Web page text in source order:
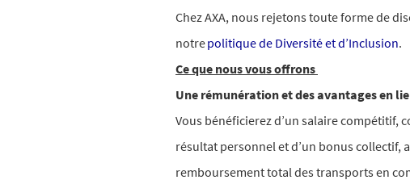
Chez AXA, nous rejetons toute forme de
notrepolitique de Diversité et d’Inclusion.
Ce que nous vous offrons
Une rémunération et des avantages en
Vous bénéficierez d’un salaire compétitif,
résultat personnel et d’un bonus collectif,
remboursement total des transports en